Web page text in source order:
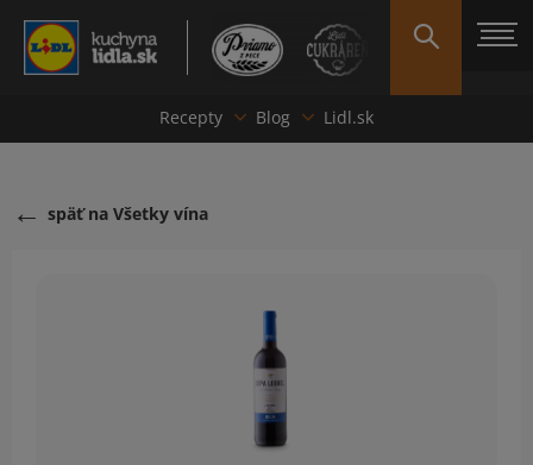
Recepty Blog Lidl.sk
späť na Všetky vína